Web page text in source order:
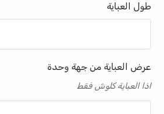
طول العباية
عرض العباية من جهة وحدة
اذا العباية كلوش فقط